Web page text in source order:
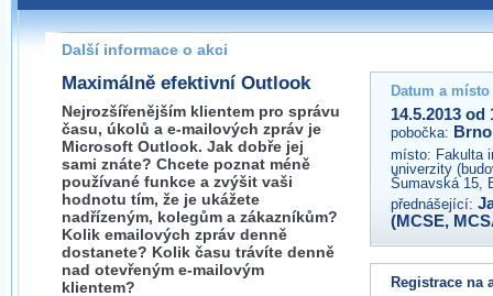
Pokud máte jakýkoliv dotaz na organizátory této akce,
prosím neváhejte nás kontaktovat na e-mailu:
brno@wug.cz
Další informace o akci
Maximálně efektivní Outlook
Nejrozšířenějším klientem pro správu
času, úkolů a e-mailových zpráv je
Microsoft Outlook. Jak dobře jej
sami znáte? Chcete poznat méně
používané funkce a zvýšit vaši
hodnotu tím, že je ukážete
nadřízeným, kolegům a zákazníkům?
Kolik emailových zpráv denně
dostanete? Kolik času trávíte denně
nad otevřeným e-mailovým
klientem?
Datum a
14.5.2013 od
pobočka: Brno
místo: Fakulta
univerzity
Šumavská 15,
přednášející:
(MCSE,
Registrace na